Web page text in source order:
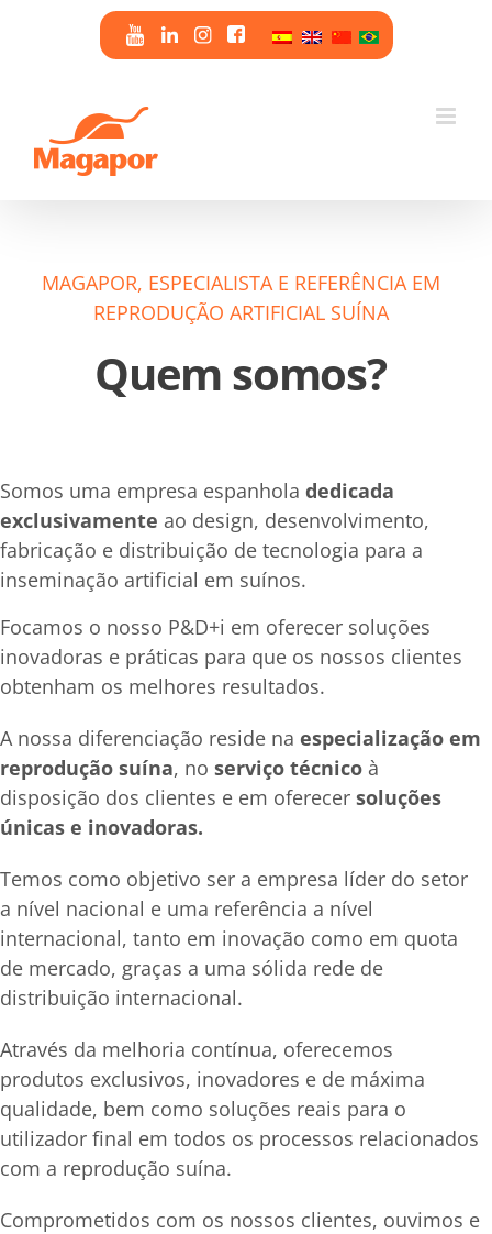
MAGAPOR, ESPECIALISTA E REFERÊNCIA EM
REPRODUÇÃO ARTIFICIAL SUÍNA
Quem somos?
Somos uma empresa espanhola dedicada
exclusivamente ao design, desenvolvimento,
fabricação e distribuição de tecnologia para a
inseminação artificial em suínos.
Focamos o nosso P&D+i em oferecer soluções
inovadoras e práticas para que os nossos clientes
obtenham os melhores resultados.
A nossa diferenciação reside na especialização em
reprodução suína, no serviço técnico à
disposição dos clientes e em oferecer soluções
únicas e inovadoras.
Temos como objetivo ser a empresa líder do setor
a nível nacional e uma referência a nível
internacional, tanto em inovação como em quota
de mercado, graças a uma sólida rede de
distribuição internacional.
Através da melhoria contínua, oferecemos
produtos exclusivos, inovadores e de máxima
qualidade, bem como soluções reais para o
utilizador final em todos os processos relacionados
com a reprodução suína.
Comprometidos com os nossos clientes, ouvimos e